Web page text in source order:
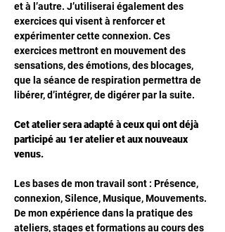
et à l’autre. J’utiliserai également des
exercices qui visent à renforcer et
expérimenter cette connexion. Ces
exercices mettront en mouvement des
sensations, des émotions, des blocages,
que la séance de respiration permettra de
libérer, d’intégrer, de digérer par la suite.
Cet atelier sera adapté à ceux qui ont déjà
participé au 1er atelier et aux nouveaux
venus.
Les bases de mon travail sont : Présence,
connexion, Silence, Musique, Mouvements.
De mon expérience dans la pratique des
ateliers, stages et formations au cours des